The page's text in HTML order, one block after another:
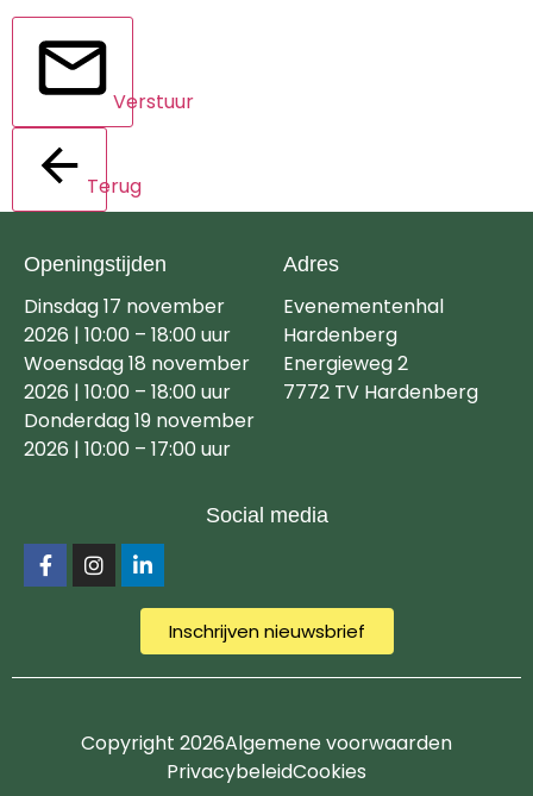
Verstuur
Terug
Openingstijden
Dinsdag 17 november
2026 | 10:00 – 18:00 uur
Woensdag 18 november
2026 | 10:00 – 18:00 uur
Donderdag 19 november
2026 | 10:00 – 17:00 uur
Adres
Evenementenhal
Hardenberg
Energieweg 2
7772 TV Hardenberg
Social media
Inschrijven nieuwsbrief
Copyright 2026Algemene voorwaarden
PrivacybeleidCookies